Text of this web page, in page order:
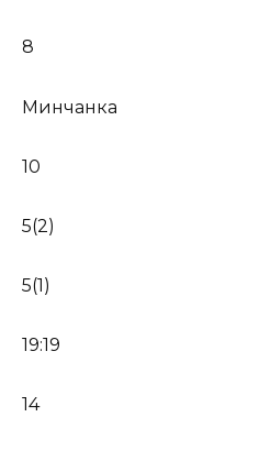
8
Минчанка
10
5(2)
5(1)
19:19
14